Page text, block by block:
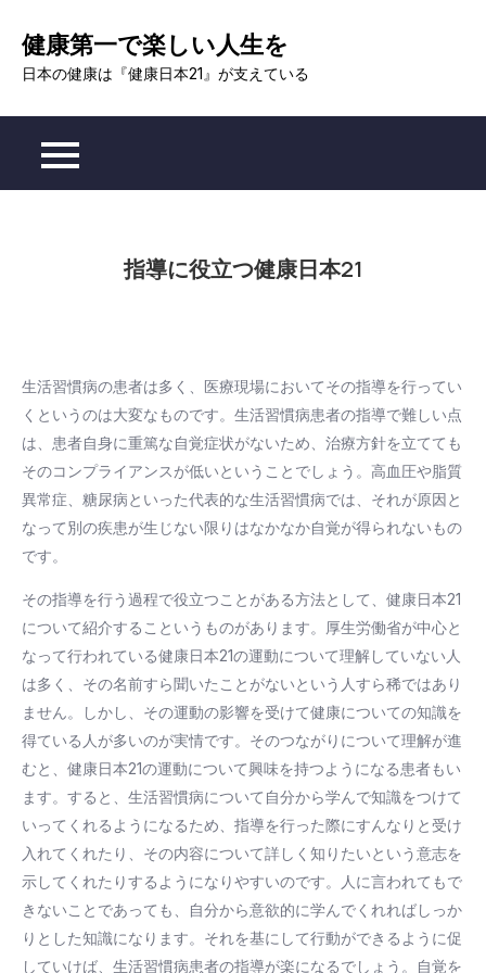
content
健康第一で楽しい人生を
日本の健康は『健康日本21』が支えている
指導に役立つ健康日本21
生活習慣病の患者は多く、医療現場においてその指導を行ってい
くというのは大変なものです。生活習慣病患者の指導で難しい点
は、患者自身に重篤な自覚症状がないため、治療方針を立てても
そのコンプライアンスが低いということでしょう。高血圧や脂質
異常症、糖尿病といった代表的な生活習慣病では、それが原因と
なって別の疾患が生じない限りはなかなか自覚が得られないもの
です。
その指導を行う過程で役立つことがある方法として、健康日本21
について紹介するこというものがあります。厚生労働省が中心と
なって行われている健康日本21の運動について理解していない人
は多く、その名前すら聞いたことがないという人すら稀ではあり
ません。しかし、その運動の影響を受けて健康についての知識を
得ている人が多いのが実情です。そのつながりについて理解が進
むと、健康日本21の運動について興味を持つようになる患者もい
ます。すると、生活習慣病について自分から学んで知識をつけて
いってくれるようになるため、指導を行った際にすんなりと受け
入れてくれたり、その内容について詳しく知りたいという意志を
示してくれたりするようになりやすいのです。人に言われてもで
きないことであっても、自分から意欲的に学んでくれればしっか
りとした知識になります。それを基にして行動ができるように促
していけば、生活習慣病患者の指導が楽になるでしょう。自覚を